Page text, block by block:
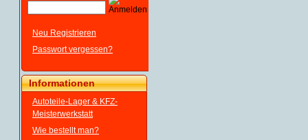
Neu Registrieren
Passwort vergessen?
Informationen
Autoteile-Lager & KFZ-
Meisterwerkstatt
Wie bestellt man?